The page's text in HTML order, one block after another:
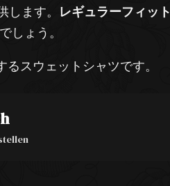
ます。 レギュラーフィット
しょう。
スウェットシャツです。